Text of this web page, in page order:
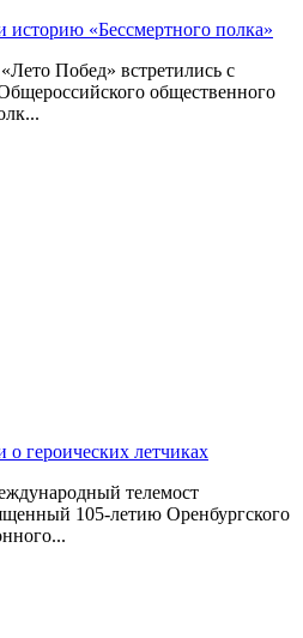
историю «Бессмертного полка»
Побед» встретились с
общественного
героических летчиках
телемост
105-летию Оренбургского